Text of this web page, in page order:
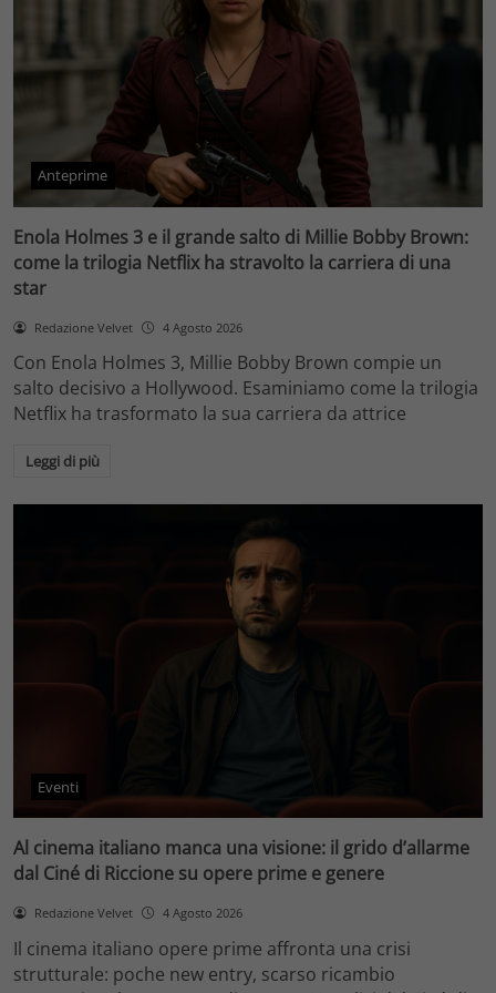
Anteprime
Enola Holmes 3 e il grande salto di Millie Bobby Brown:
come la trilogia Netflix ha stravolto la carriera di una
star
Redazione Velvet 4 Agosto 2026
Con Enola Holmes 3, Millie Bobby Brown compie un
salto decisivo a Hollywood. Esaminiamo come la trilogia
Netflix ha trasformato la sua carriera da attrice
Leggi di più
Eventi
Al cinema italiano manca una visione: il grido d’allarme
dal Ciné di Riccione su opere prime e genere
Redazione Velvet 4 Agosto 2026
Il cinema italiano opere prime affronta una crisi
strutturale: poche new entry, scarso ricambio